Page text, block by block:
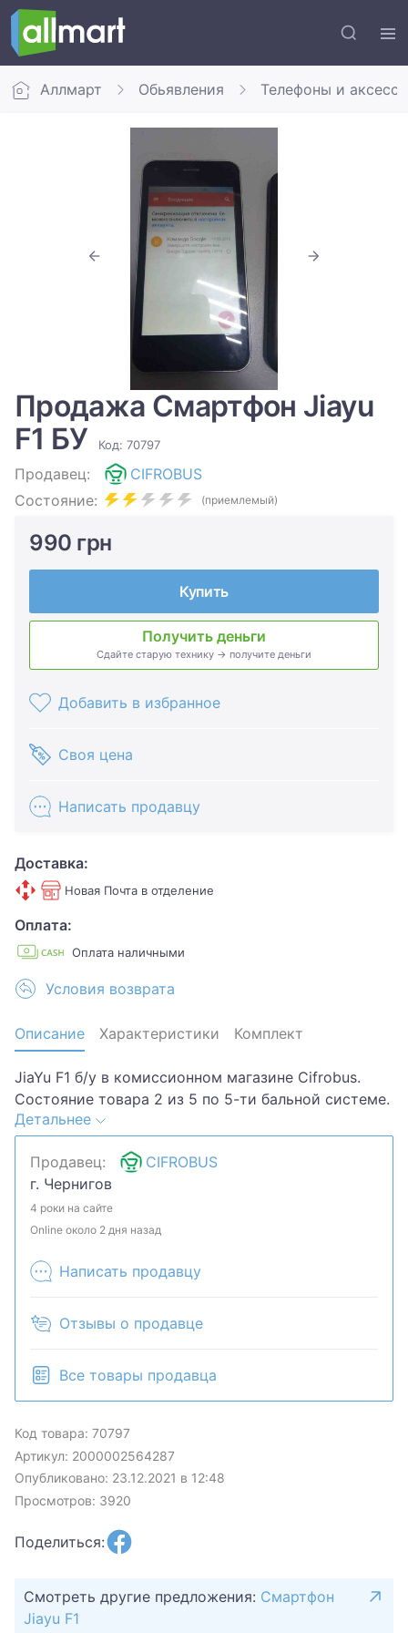
Аллмарт Обьявления Телефоны и
Продажа Смартфон Jiayu
F1 БУ
Код: 70797
Продавец:
CIFROBUS
Состояние:
(приемлемый)
990 грн
Купить
Получить деньги
Сдайте старую технику → получите деньги
Добавить в избранное
Своя цена
Написать продавцу
Доставка:
Новая Почта в отделение
Оплата:
Оплата наличными
Условия возврата
Описание Характеристики Комплект
JiaYu F1 б/у в комиссионном магазине Cifrobus.
Состояние товара 2 из 5 по 5-ти бальной системе.
Примечание: Не получается выйти с гугл аккаунта,
отправка на ком.отдел.Хотите скидку? Давайте
обсудим. Предложите свою цену и мы посмотрим,
что сможем сделать.Уточняйте наличие и
комплектацию у менеджера. Товар может быть
продан в розничном магазине.
Детальнее
Продавец:
CIFROBUS
г. Чернигов
4 роки на сайте
Online около 2 дня назад
Написать продавцу
Отзывы о продавце
Все товары продавца
Код товара: 70797
Артикул: 2000002564287
Опубликовано: 23.12.2021 в 12:48
Просмотров: 3920
Поделиться:
Смотреть другие предложения: Смартфон
Jiayu F1